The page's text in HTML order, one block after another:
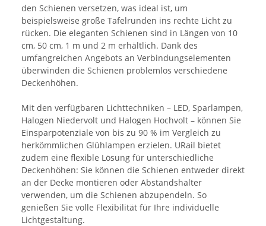
den Schienen versetzen, was ideal ist, um
beispielsweise große Tafelrunden ins rechte Licht zu
rücken. Die eleganten Schienen sind in Längen von 10
cm, 50 cm, 1 m und 2 m erhältlich. Dank des
umfangreichen Angebots an Verbindungselementen
überwinden die Schienen problemlos verschiedene
Deckenhöhen.
Mit den verfügbaren Lichttechniken – LED, Sparlampen,
Halogen Niedervolt und Halogen Hochvolt – können Sie
Einsparpotenziale von bis zu 90 % im Vergleich zu
herkömmlichen Glühlampen erzielen. URail bietet
zudem eine flexible Lösung für unterschiedliche
Deckenhöhen: Sie können die Schienen entweder direkt
an der Decke montieren oder Abstandshalter
verwenden, um die Schienen abzupendeln. So
genießen Sie volle Flexibilität für Ihre individuelle
Lichtgestaltung.